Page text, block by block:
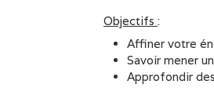
Objectifs :
Affiner votre
Savoir mener
Approfondir